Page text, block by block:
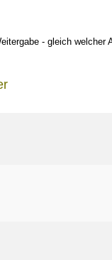
- gleich welcher